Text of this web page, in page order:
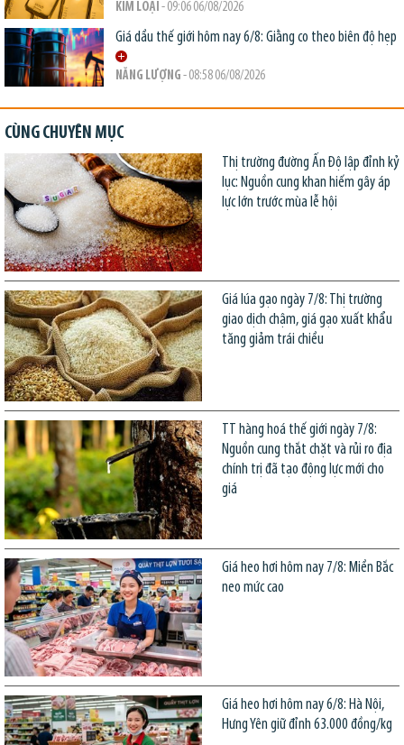
KIM LOẠI - 09:06 06/08/2026
Giá dầu thế giới hôm nay 6/8: Giằng co theo biên độ hẹp
NĂNG LƯỢNG - 08:58 06/08/2026
CÙNG CHUYÊN MỤC
Thị trường đường Ấn Độ lập đỉnh kỷ
lục: Nguồn cung khan hiếm gây áp
lực lớn trước mùa lễ hội
Giá lúa gạo ngày 7/8: Thị trường
giao dịch chậm, giá gạo xuất khẩu
tăng giảm trái chiều
TT hàng hoá thế giới ngày 7/8:
Nguồn cung thắt chặt và rủi ro địa
chính trị đã tạo động lực mới cho
giá
Giá heo hơi hôm nay 7/8: Miền Bắc
neo mức cao
Giá heo hơi hôm nay 6/8: Hà Nội,
Hưng Yên giữ đỉnh 63.000 đồng/kg